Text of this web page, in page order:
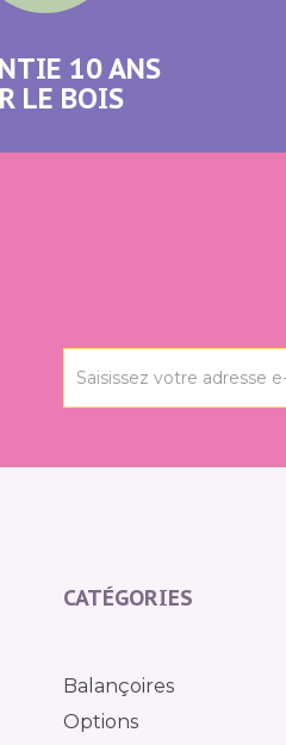
10 ANS
LE BOIS
CATÉGORIES
Balançoires
Options